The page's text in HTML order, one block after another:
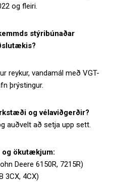
og fleiri.
stýribúnaðar
reykur, vandamál með VGT-
þrýstingur.
og vélaviðgerðir?
auðvelt að setja upp sett.
og ökutækjum:
Deere 6150R, 7215R)
3CX, 4CX)